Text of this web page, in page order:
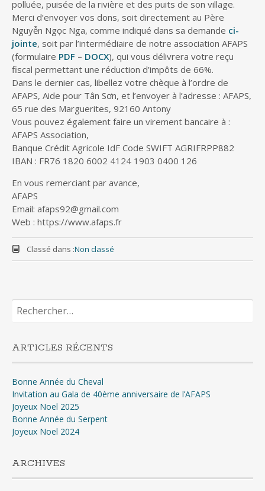
polluée, puisée de la rivière et des puits de son village.
Merci d’envoyer vos dons, soit directement au Père
Nguyễn Ngọc Nga, comme indiqué dans sa demande ci-
jointe, soit par l’intermédiaire de notre association AFAPS
(formulaire PDF – DOCX), qui vous délivrera votre reçu
fiscal permettant une réduction d’impôts de 66%.
Dans le dernier cas, libellez votre chèque à l’ordre de
AFAPS, Aide pour Tân Sơn, et l’envoyer à l’adresse : AFAPS,
65 rue des Marguerites, 92160 Antony
Vous pouvez également faire un virement bancaire à :
AFAPS Association,
Banque Crédit Agricole IdF Code SWIFT AGRIFRPP882
IBAN : FR76 1820 6002 4124 1903 0400 126
En vous remerciant par avance,
AFAPS
Email: afaps92@gmail.com
Web : https://www.afaps.fr
Classé dans :Non classé
Rechercher :
ARTICLES RÉCENTS
Bonne Année du Cheval
Invitation au Gala de 40ème anniversaire de l’AFAPS
Joyeux Noel 2025
Bonne Année du Serpent
Joyeux Noel 2024
ARCHIVES